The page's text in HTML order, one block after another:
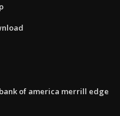
of america merrill edge